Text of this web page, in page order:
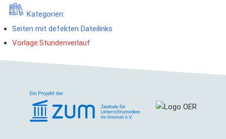
Kategorien:
Seiten mit defekten Dateilinks
Vorlage:Stundenverlauf